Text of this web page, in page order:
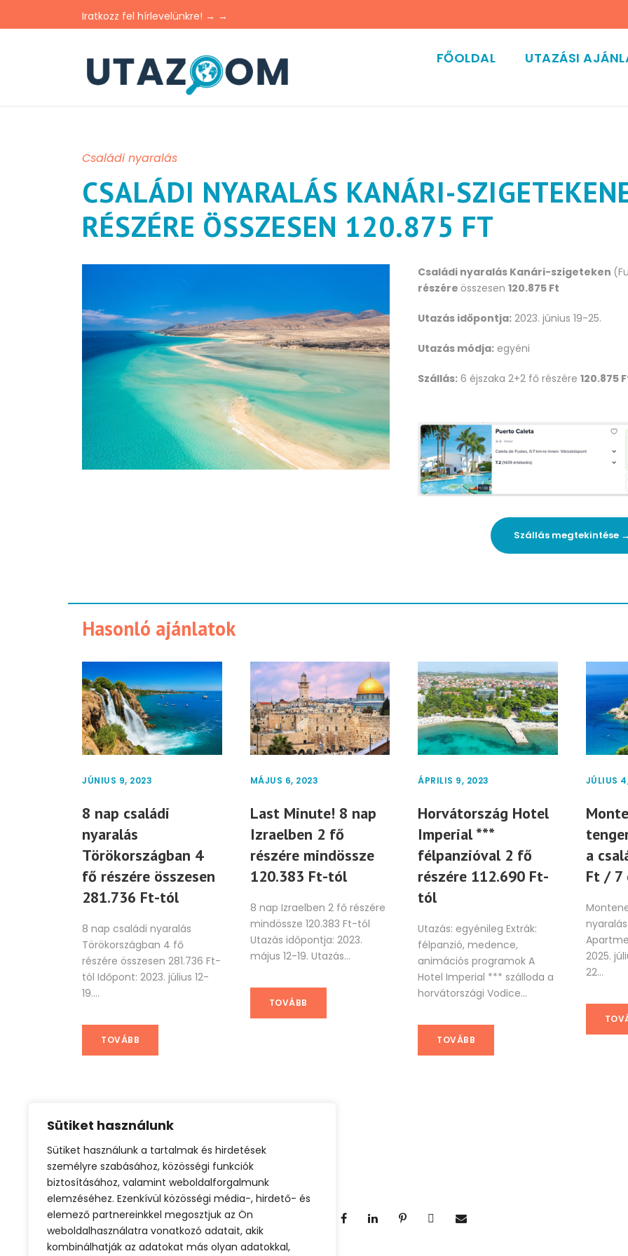
Sütiket használunk
Sütiket használunk a tartalmak és hirdetések
személyre szabásához, közösségi funkciók
biztosításához, valamint weboldalforgalmunk
elemzéséhez. Ezenkívül közösségi média-, hirdető- és
elemező partnereinkkel megosztjuk az Ön
weboldalhasználatra vonatkozó adatait, akik
kombinálhatják az adatokat más olyan adatokkal,
Iratkozz fel hírlevelünkre! → →
FŐOLDAL UTAZÁSI
Családi nyaralás
CSALÁDI NYARALÁS KANÁRI-
RÉSZÉRE ÖSSZESEN 120.875 FT
Családi nyaralás Kanári-szigeteken
részére összesen120.875 Ft
Utazás időpontja: 2023. június 19-25.
Utazás módja: egyéni
Szállás: 6 éjszaka 2+2 fő részére120.875
Szállás megtekintése →
Hasonló ajánlatok
JÚNIUS 9, 2023
8 nap családi
nyaralás
Törökországban 4
fő részére összesen
281.736 Ft-tól
8 nap családi nyaralás
Törökországban 4 fő
részére összesen 281.736 Ft-
tól Időpont: 2023. július 12-
19....
TOVÁBB
MÁJUS 6, 2023
Last Minute! 8 nap
Izraelben 2 fő
részére mindössze
120.383 Ft-tól
8 nap Izraelben 2 fő részére
mindössze 120.383 Ft-tól
Utazás időpontja: 2023.
május 12-19. Utazás...
TOVÁBB
ÁPRILIS 9, 2023
Horvátország Hotel
Imperial ***
félpanzióval 2 fő
részére 112.690 Ft-
tól
Utazás: egyénileg Extrák:
félpanzió, medence,
animációs programok A
Hotel Imperial *** szálloda a
horvátországi Vodice...
TOVÁBB
JÚLIUS
a
Ft / 7
2025.
22...
Családi nyaralás Tengerparti nyaralás